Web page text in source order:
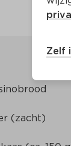
Zelf